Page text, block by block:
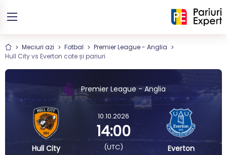
Meciuri azi Fotbal
Premier League - Anglia
Hull City vs Everton cote și pariuri
Premier League - Anglia
Hull City
10.10.2026
14:00
(UTC) Everton